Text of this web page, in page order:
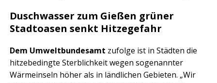
Duschwasser zum Gießen grüner
Stadtoasen senkt Hitzegefahr
Dem Umweltbundesamt zufolge ist in Städten die
hitzebedingte Sterblichkeit wegen sogenannter
Wärmeinseln höher als in ländlichen Gebieten. „Wir